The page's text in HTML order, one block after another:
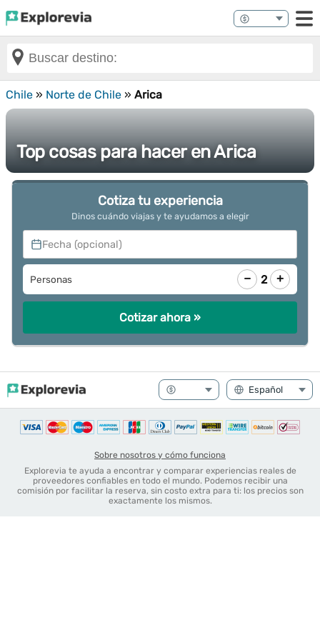
Chile » Norte de Chile » Arica
Top cosas para hacer en Arica
Cotiza tu experiencia
Dinos cuándo viajas y te ayudamos a elegir
Fecha (opcional)
Personas − 2 +
Cotizar ahora »
Sobre nosotros y cómo funciona
Explorevia te ayuda a encontrar y comparar experiencias reales de
proveedores confiables en todo el mundo. Podemos recibir una
comisión por facilitar la reserva, sin costo extra para ti: los precios son
exactamente los mismos.